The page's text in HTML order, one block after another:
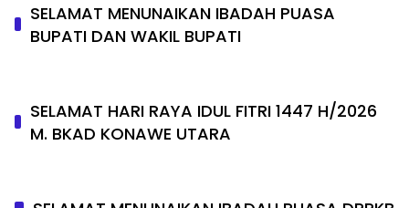
SELAMAT MENUNAIKAN IBADAH PUASA
BUPATI DAN WAKIL BUPATI
SELAMAT HARI RAYA IDUL FITRI 1447 H/2026
M. BKAD KONAWE UTARA